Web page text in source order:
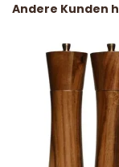
Andere Kunden